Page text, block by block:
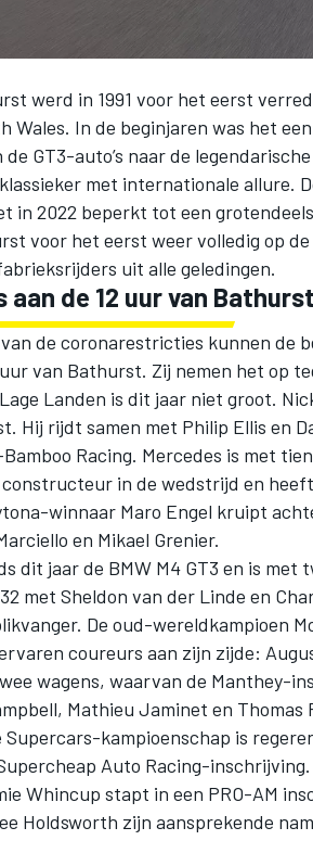
DTM
werd in 1991 voor het eerst
Wales. In de beginjaren was het
GT3-auto’s naar de
met internationale allure.
in 2022 beperkt tot een
voor het eerst weer volledig op
uit alle geledingen.
aan de 12 uur van Bathurst
de coronarestricties kunnen de
van Bathurst. Zij nemen het op
Landen is dit jaar niet groot.
Hij rijdt samen met Philip Ellis en
Racing. Mercedes is met
in de wedstrijd en
winnaar Maro Engel kruipt
en Mikael Grenier.
dit jaar de BMW M4 GT3 en is
met Sheldon van der Linde en
De oud-wereldkampioen
coureurs aan zijn zijde:
wagens, waarvan de Manthey-
Mathieu Jaminet en Thomas
kampioenschap is
Auto Racing-
Whincup stapt in een PRO-AM
Holdsworth zijn aansprekende